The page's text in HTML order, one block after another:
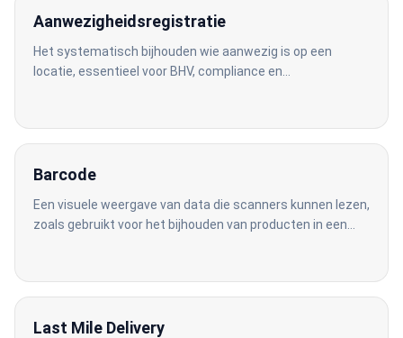
Aanwezigheidsregistratie
Het systematisch bijhouden wie aanwezig is op een
locatie, essentieel voor BHV, compliance en
Barcode
Een visuele weergave van data die scanners kunnen lezen,
zoals gebruikt voor het bijhouden van producten in een
Last Mile Delivery